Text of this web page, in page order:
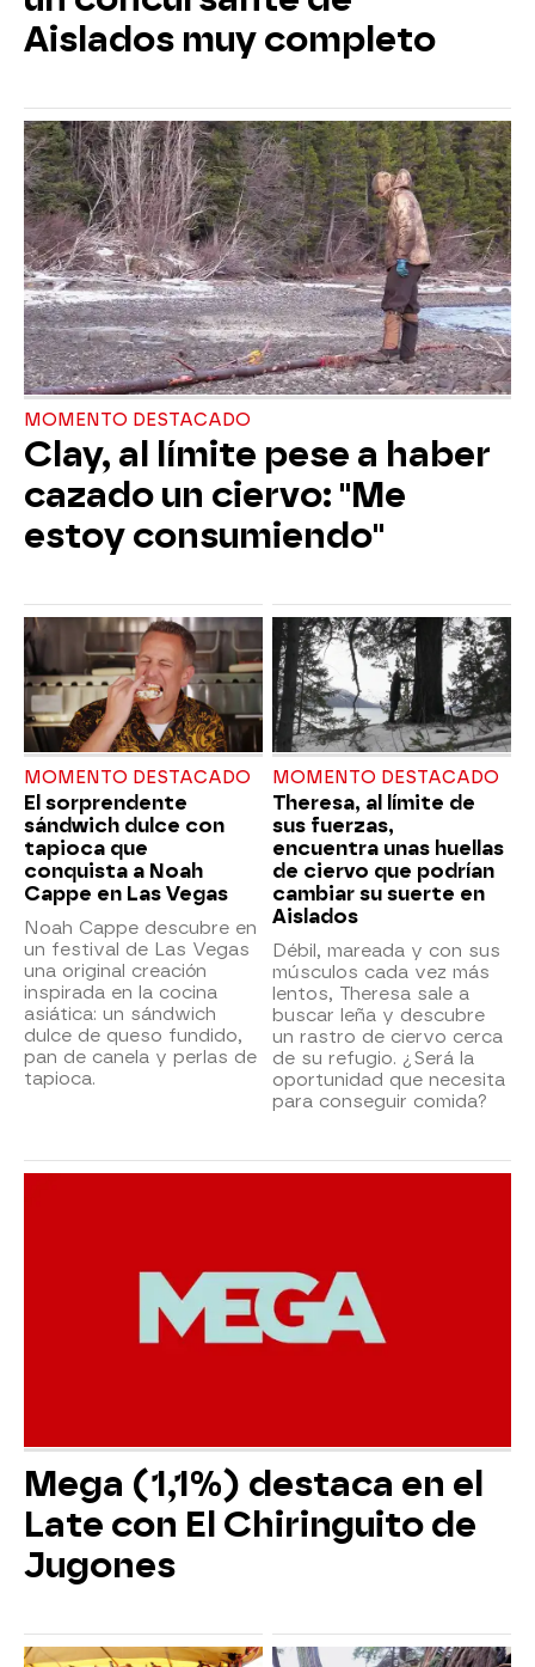
Aislados muy completo
MOMENTO DESTACADO
Clay, al límite pese a haber
cazado un ciervo: "Me
estoy consumiendo"
MOMENTO DESTACADO
El sorprendente
sándwich dulce con
tapioca que
conquista a Noah
Cappe en Las Vegas
Noah Cappe descubre en
un festival de Las Vegas
una original creación
inspirada en la cocina
asiática: un sándwich
dulce de queso fundido,
pan de canela y perlas de
tapioca.
MOMENTO DESTACADO
Theresa, al límite de
sus fuerzas,
encuentra unas huellas
de ciervo que podrían
cambiar su suerte en
Aislados
Débil, mareada y con sus
músculos cada vez más
lentos, Theresa sale a
buscar leña y descubre
un rastro de ciervo cerca
de su refugio. ¿Será la
oportunidad que necesita
para conseguir comida?
Mega (1,1%) destaca en el
Late con El Chiringuito de
Jugones